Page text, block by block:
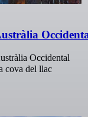
Occidental
cova del llac